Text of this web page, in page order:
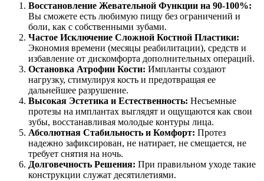
Восстановление Жевательной Функции на 90-100%:
Вы сможете есть любимую пищу без ограничений и
боли, как с собственными зубами.
Частое Исключение Сложной Костной Пластики:
Экономия времени (месяцы реабилитации), средств и
избавление от дискомфорта дополнительных операций.
Остановка Атрофии Кости: Импланты создают
нагрузку, стимулируя кость и предотвращая ее
дальнейшее разрушение.
Высокая Эстетика и Естественность: Несъемные
протезы на имплантах выглядят и ощущаются как свои
зубы, восстанавливая молодые контуры лица.
Абсолютная Стабильность и Комфорт: Протез
надежно зафиксирован, не натирает, не смещается, не
требует снятия на ночь.
Долговечность Решения: При правильном уходе такие
конструкции служат десятилетиями.